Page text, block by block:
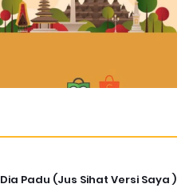
Padu (Jus Sihat Versi Saya )